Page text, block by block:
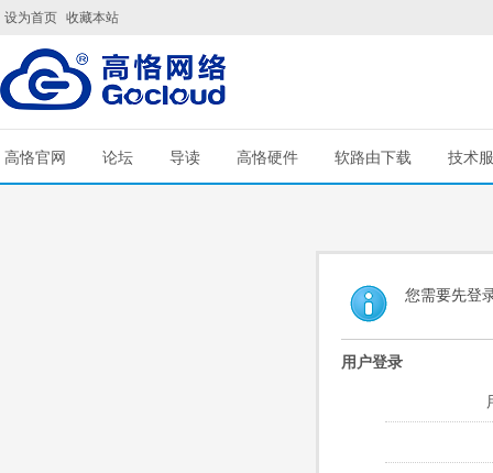
设为首页 收藏本站
高恪官网 论坛 导读 高恪硬件 软路由下载 技术
您需要先登
用户登录